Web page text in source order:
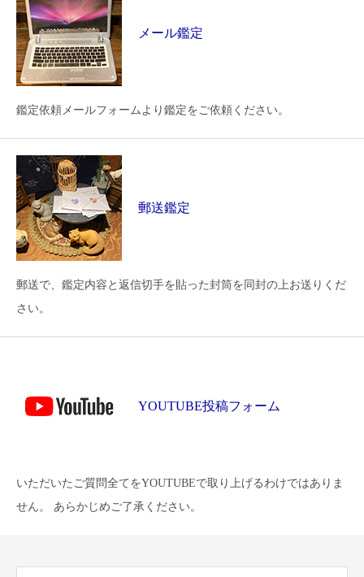
メール鑑定
鑑定依頼メールフォームより鑑定をご依頼ください。
郵送鑑定
郵送で、鑑定内容と返信切手を貼った封筒を同封の上お送りくだ
さい。
YOUTUBE投稿フォーム
いただいたご質問全てをYOUTUBEで取り上げるわけではありま
せん。 あらかじめご了承ください。